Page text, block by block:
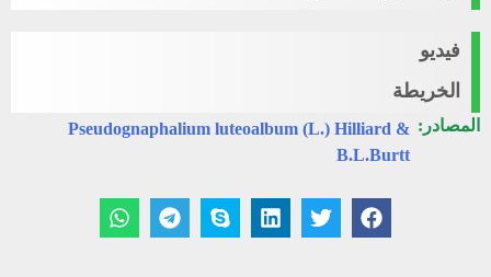
فيديو
الخريطة
المصادر: Pseudognaphalium luteoalbum (L.) Hilliard &
B.L.Burtt